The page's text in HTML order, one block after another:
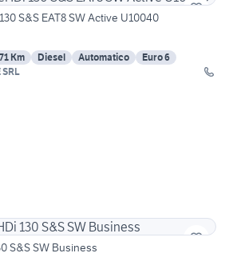
S&S EAT8 SW Active U10040
Km Diesel Automatico
Euro 6
SRL
S&S SW Business